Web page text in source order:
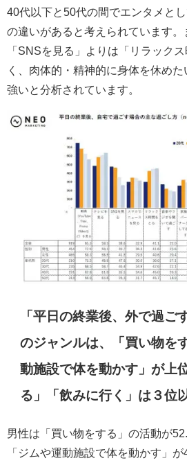
40代以下と50代の間でエンタメと
の違いがあると考えられています
「SNSを見る」よりは「リラック
く、肉体的・精神的に身体を休め
強いと分析されています。
「平日の終業後、外で過ご
のジャンルは、「買い物を
動施設で体を動かす」が上
る」「飲みに行く」は３位
男性は「買い物をする」の活動が
「ジムや運動施設で体を動かす」